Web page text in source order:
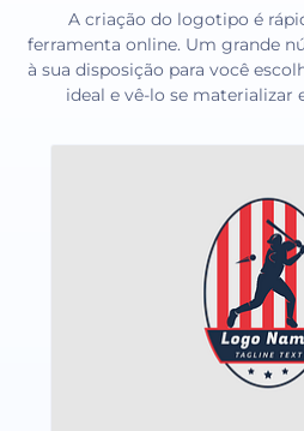
A criação do logotipo é
ferramenta online. Um grande
à sua disposição para você
ideal e vê-lo se materializar